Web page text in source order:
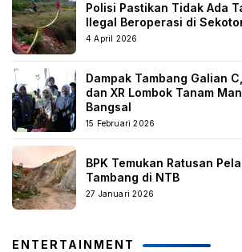
Polisi Pastikan Tidak Ada
Ilegal Beroperasi di
4 April 2026
Dampak Tambang Galian
dan XR Lombok Tanam
Bangsal
15 Februari 2026
BPK Temukan Ratusan
Tambang di NTB
27 Januari 2026
ENTERTAINMENT